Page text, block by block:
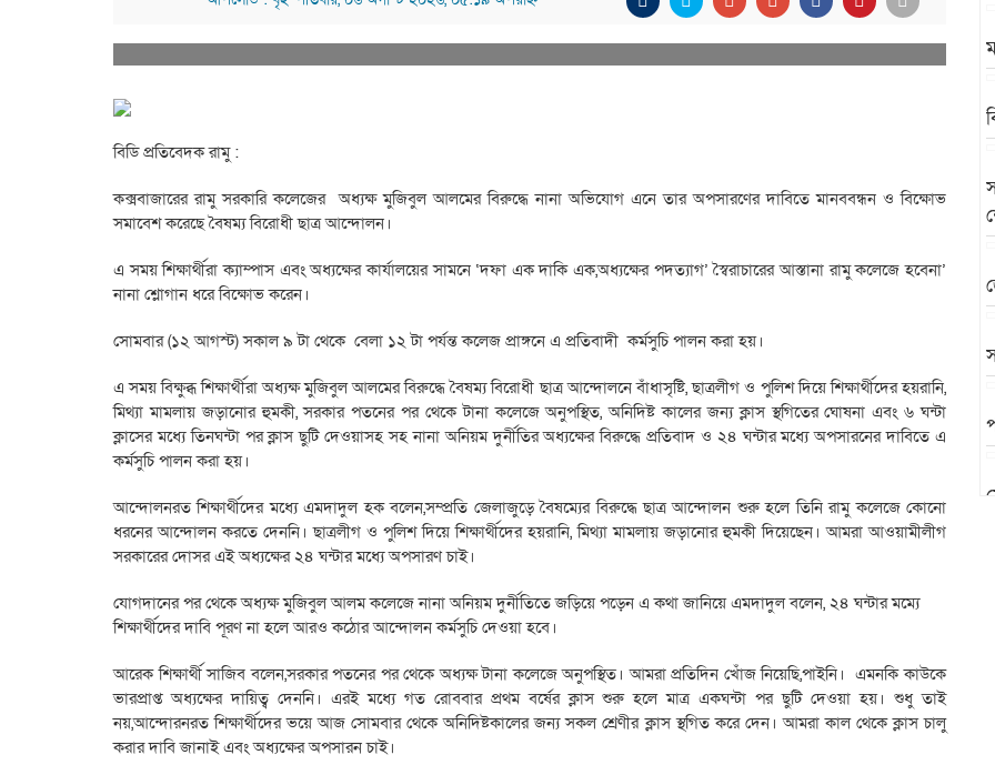
বিডি প্রতিবেদক রামু :
কক্সবাজারের রামু সরকারি কলেজের অধ্যক্ষ মুজিবুল আলমের বিরুদ্ধে নানা অভিযোগ এনে তার অপসারণের দাবিতে মানববন্ধন ও বিক্ষোভ
সমাবেশ করেছে বৈষম্য বিরোধী ছাত্র আন্দোলন।
এ সময় শিক্ষার্থীরা ক্যাম্পাস এবং অধ্যক্ষের কার্যালয়ের সামনে ‘দফা এক দাকি এক,অধ্যক্ষের পদত্যাগ’ স্বৈরাচারের আস্তানা রামু কলেজে হবেনা’
নানা শ্লোগান ধরে বিক্ষোভ করেন।
সোমবার (১২ আগস্ট) সকাল ৯ টা থেকে বেলা ১২ টা পর্যন্ত কলেজ প্রাঙ্গনে এ প্রতিবাদী কর্মসুচি পালন করা হয়।
এ সময় বিক্ষুব্ধ শিক্ষার্থীরা অধ্যক্ষ মুজিবুল আলমের বিরুদ্ধে বৈষম্য বিরোধী ছাত্র আন্দোলনে বাঁধাসৃষ্টি, ছাত্রলীগ ও পুলিশ দিয়ে শিক্ষার্থীদের হয়রানি,
মিথ্যা মামলায় জড়ানোর হুমকী, সরকার পতনের পর থেকে টানা কলেজে অনুপস্থিত, অনিদিষ্ট কালের জন্য ক্লাস স্থগিতের ঘোষনা এবং ৬ ঘন্টা
ক্লাসের মধ্যে তিনঘন্টা পর ক্লাস ছুটি দেওয়াসহ সহ নানা অনিয়ম দুর্নীতির অধ্যক্ষের বিরুদ্ধে প্রতিবাদ ও ২৪ ঘন্টার মধ্যে অপসারনের দাবিতে এ
কর্মসুচি পালন করা হয়।
আন্দোলনরত শিক্ষার্থীদের মধ্যে এমদাদুল হক বলেন,সম্প্রতি জেলাজুড়ে বৈষম্যের বিরুদ্ধে ছাত্র আন্দোলন শুরু হলে তিনি রামু কলেজে কোনো
ধরনের আন্দোলন করতে দেননি। ছাত্রলীগ ও পুলিশ দিয়ে শিক্ষার্থীদের হয়রানি, মিথ্যা মামলায় জড়ানোর হুমকী দিয়েছেন। আমরা আওয়ামীলীগ
সরকারের দোসর এই অধ্যক্ষের ২৪ ঘন্টার মধ্যে অপসারণ চাই।
যোগদানের পর থেকে অধ্যক্ষ মুজিবুল আলম কলেজে নানা অনিয়ম দুর্নীতিতে জড়িয়ে পড়েন এ কথা জানিয়ে এমদাদুল বলেন, ২৪ ঘন্টার মম্যে
শিক্ষার্থীদের দাবি পূরণ না হলে আরও কঠোর আন্দোলন কর্মসুচি দেওয়া হবে।
আরেক শিক্ষার্থী সাজিব বলেন,সরকার পতনের পর থেকে অধ্যক্ষ টানা কলেজে অনুপস্থিত। আমরা প্রতিদিন খোঁজ নিয়েছি,পাইনি। এমনকি কাউকে
ভারপ্রাপ্ত অধ্যক্ষের দায়িত্ব দেননি। এরই মধ্যে গত রোববার প্রথম বর্ষের ক্লাস শুরু হলে মাত্র একঘন্টা পর ছুটি দেওয়া হয়। শুধু তাই
নয়,আন্দোরনরত শিক্ষার্থীদের ভয়ে আজ সোমবার থেকে অনিদিষ্টকালের জন্য সকল শ্রেণীর ক্লাস স্থগিত করে দেন। আমরা কাল থেকে ক্লাস চালু
করার দাবি জানাই এবং অধ্যক্ষের অপসারন চাই।